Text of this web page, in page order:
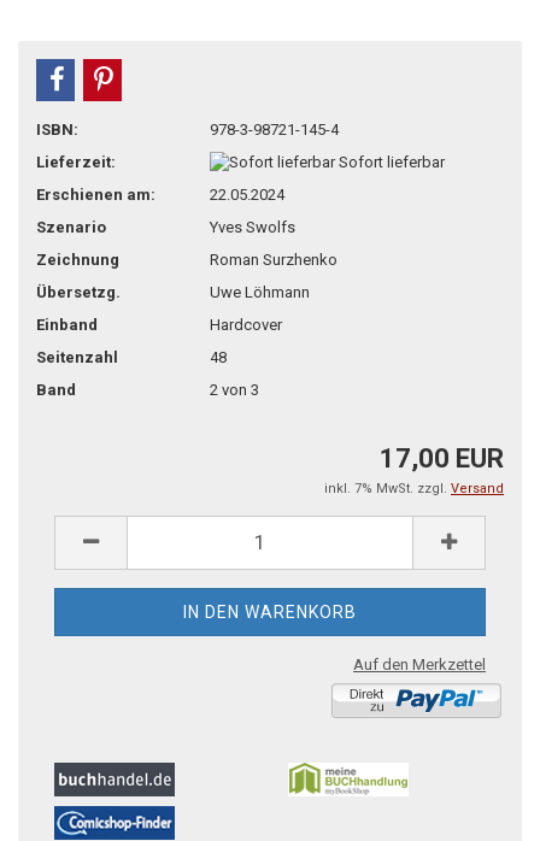
teilen
ISBN:
978-3-98721-145-4
Lieferzeit:
Sofort lieferbar
Erschienen am:
22.05.2024
Szenario
Yves Swolfs
Zeichnung
Roman Surzhenko
Übersetzg.
Uwe Löhmann
Einband
Hardcover
Seitenzahl
48
Band
2 von 3
17,00 EUR
inkl. 7% MwSt. zzgl. Versand
Auf den Merkzettel